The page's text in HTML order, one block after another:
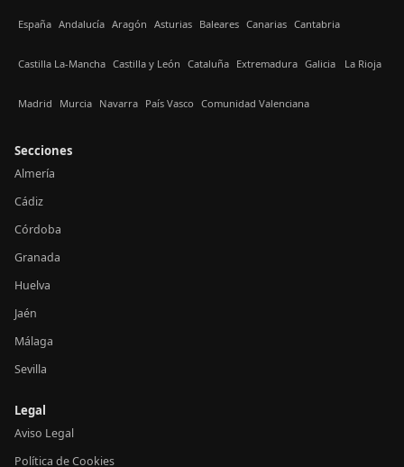
España Andalucía Aragón Asturias Baleares Canarias Cantabria
Castilla La-Mancha Castilla y León Cataluña Extremadura Galicia La Rioja
Madrid Murcia Navarra País Vasco Comunidad Valenciana
Secciones
Almería
Cádiz
Córdoba
Granada
Huelva
Jaén
Málaga
Sevilla
Legal
Aviso Legal
Política de Cookies